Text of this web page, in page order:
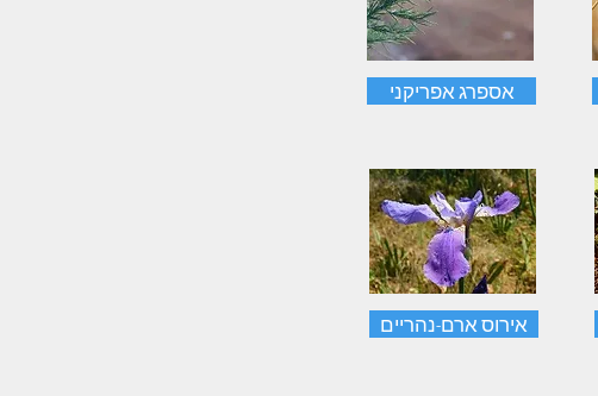
אספרג אפריקני
אירוס ארם-נהריים